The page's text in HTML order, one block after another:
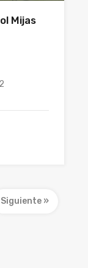
Mijas
Siguiente »